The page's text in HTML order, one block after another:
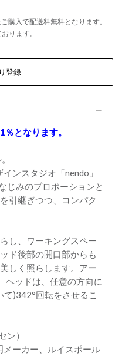
購入で配送料無料となります。
ります。
登録
となります。
ンスタジオ「nendo」
じみのプロポーションと
引継ぎつつ、コンパク
し、ワーキングスペー
ド後部の開口部からも
しく照らします。アー
ヘッドは、任意の方向に
)342°回転をさせるこ
ン）
ーカー、ルイスポール